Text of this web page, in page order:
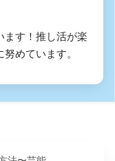
ます！推し活が楽
めています。